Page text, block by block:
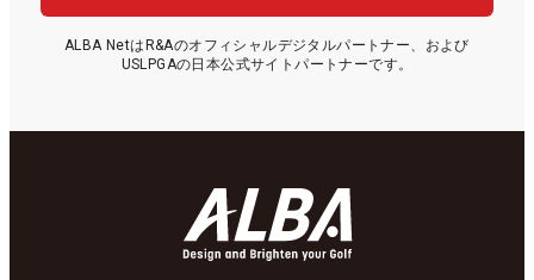
ALBA NetはR&Aのオフィシャルデジタルパートナー、および
USLPGAの日本公式サイトパートナーです。